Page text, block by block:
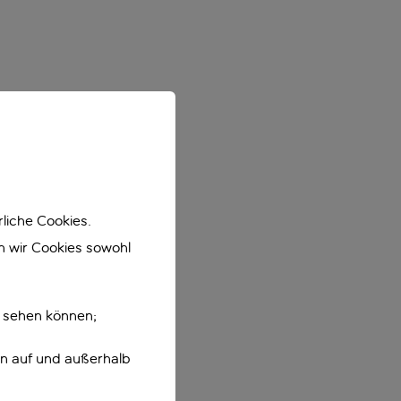
Cookies.
wir Cookies sowohl
können;
auf und außerhalb